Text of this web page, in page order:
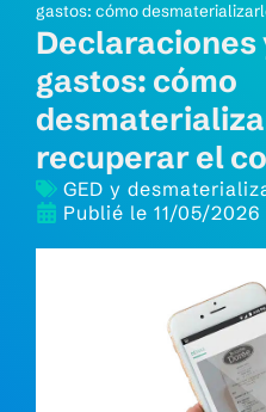
gastos: cómo
Declaraciones
gastos: cómo
recuperar el
GED y
Publié le 11/05/2026